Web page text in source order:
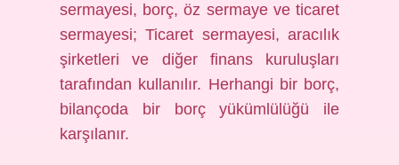
sermayesi, borç, öz sermaye ve ticaret
sermayesi; Ticaret sermayesi, aracılık
şirketleri ve diğer finans kuruluşları
tarafından kullanılır. Herhangi bir borç,
bilançoda bir borç yükümlülüğü ile
karşılanır.